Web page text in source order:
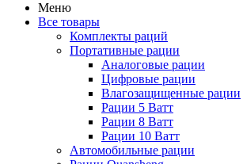
Меню
Все товары
Комплекты раций
Портативные рации
Аналоговые рации
Цифровые рации
Влагозащищенные рации
Рации 5 Ватт
Рации 8 Ватт
Рации 10 Ватт
Автомобильные рации